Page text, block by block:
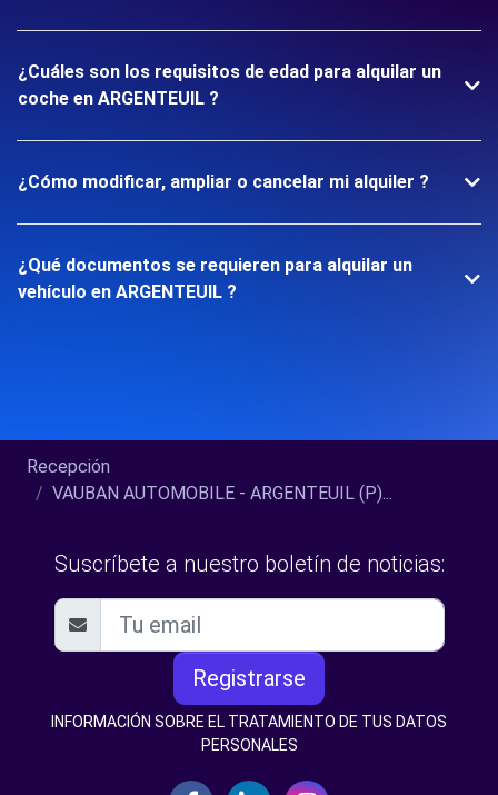
¿Cuáles son los requisitos de edad para alquilar un
coche en ARGENTEUIL ?
¿Cómo modificar, ampliar o cancelar mi alquiler ?
¿Qué documentos se requieren para alquilar un
vehículo en ARGENTEUIL ?
Recepción
VAUBAN AUTOMOBILE - ARGENTEUIL (P)...
Suscríbete a nuestro boletín de noticias:
Registrarse
INFORMACIÓN SOBRE EL TRATAMIENTO DE TUS DATOS
PERSONALES